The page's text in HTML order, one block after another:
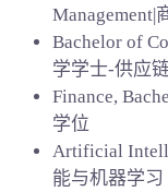
Management|
Bachelor of
学学士-供应
Finance,
学位
Artificial
能与机器学习